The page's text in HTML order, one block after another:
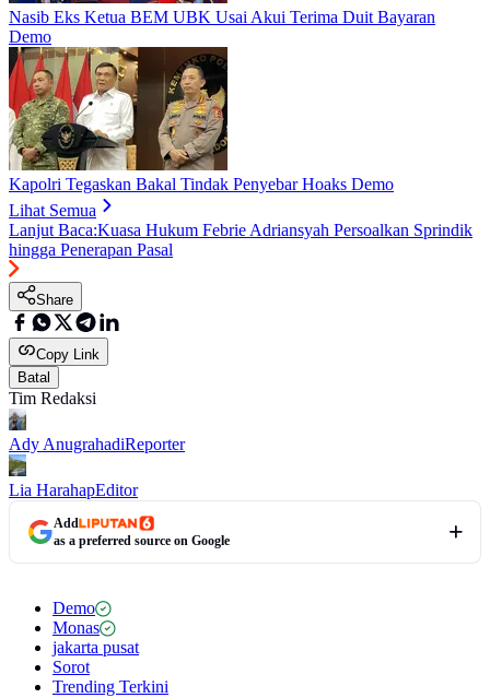
Nasib Eks Ketua BEM UBK Usai Akui Terima Duit Bayaran
Demo
Kapolri Tegaskan Bakal Tindak Penyebar Hoaks Demo
Lihat Semua
Lanjut Baca:Kuasa Hukum Febrie Adriansyah Persoalkan Sprindik
hingga Penerapan Pasal
Share
Copy Link
Batal
Tim Redaksi
Ady AnugrahadiReporter
Lia HarahapEditor
Add
as a preferred source on Google
Demo
Monas
jakarta pusat
Sorot
Trending Terkini